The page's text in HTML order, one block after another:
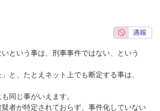
という事は、刑事事件ではない、という
と、たとえネット上でも断定する事は、
同じ事がいえます。
者が特定されておらず、事件化していない